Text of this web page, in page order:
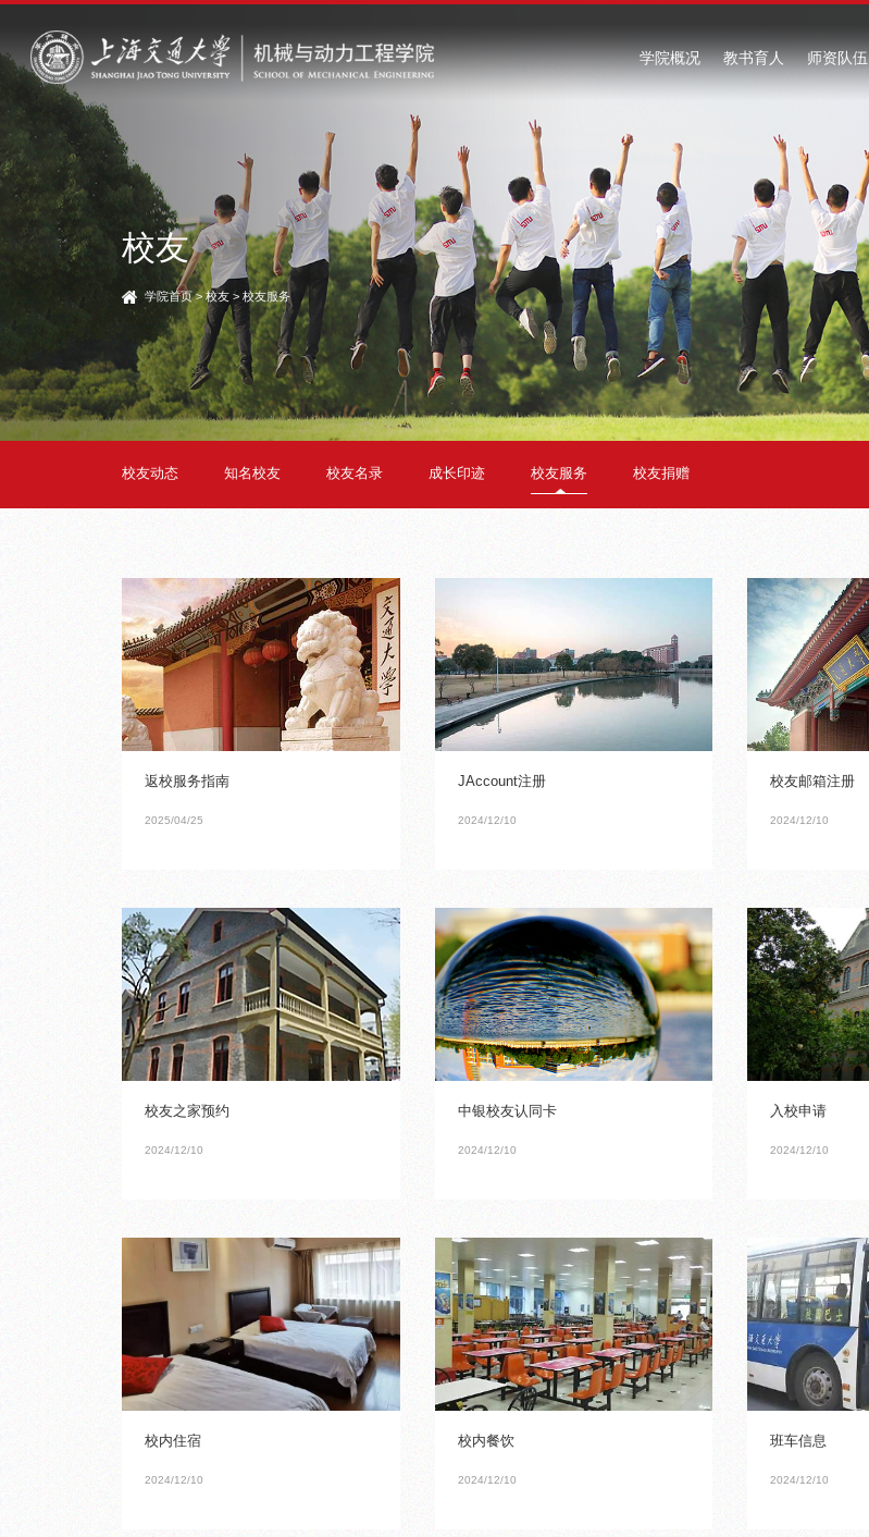
学院概况 教书育人 师资队伍
校友
学院首页>校友 > 校友服务
校友动态 知名校友 校友名录 成长印迹 校友服务 校友捐赠
返校服务指南
2025/04/25
JAccount注册
2024/12/10
校友邮箱注册
2024/12/10
校友之家预约
2024/12/10
中银校友认同卡
2024/12/10
入校申请
2024/12/10
校内住宿
2024/12/10
校内餐饮
2024/12/10
班车信息
2024/12/10